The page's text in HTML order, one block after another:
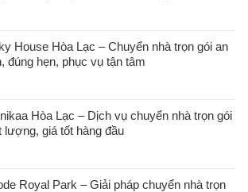
House Hòa Lạc – Chuyển nhà trọn gói an
đúng hẹn, phục vụ tận tâm
Hòa Lạc – Dịch vụ chuyển nhà trọn gói
lượng, giá tốt hàng đầu
Royal Park – Giải pháp chuyển nhà trọn